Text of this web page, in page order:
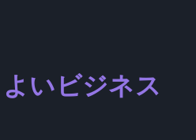
いビジネス